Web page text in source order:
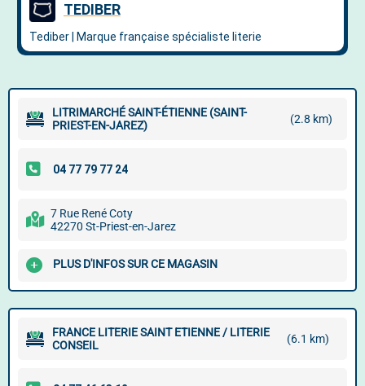
LITRIMARCHÉ SAINT-ÉTIENNE (SAINT-
PRIEST-EN-JAREZ)
(2.8 km)
7 Rue René Coty
42270 St-Priest-en-Jarez
PLUS D'INFOS SUR CE MAGASIN
FRANCE LITERIE SAINT ETIENNE / LITERIE
CONSEIL
(6.1 km)